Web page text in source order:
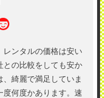
レンタルの価格は安い
との比較をしても安か
綺麗で満足していま
何度かあります。速